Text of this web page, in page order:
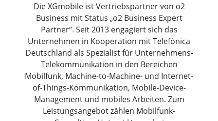
Die XGmobile ist Vertriebspartner von o2
Business mit Status „o2 Business Expert
Partner“. Seit 2013 engagiert sich das
Unternehmen in Kooperation mit Telefónica
Deutschland als Spezialist für Unternehmens-
Telekommunikation in den Bereichen
Mobilfunk, Machine-to-Machine- und Internet-
of-Things-Kommunikation, Mobile-Device-
Management und mobiles Arbeiten. Zum
Leistungsangebot zählen Mobilfunk-